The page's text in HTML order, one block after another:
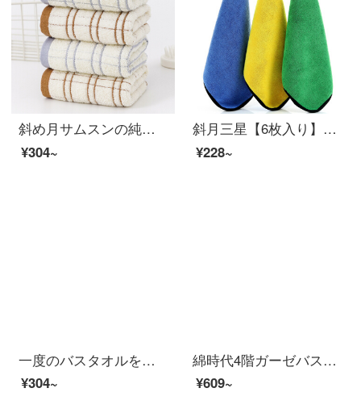
斜め月サムスンの純綿のタオルは全綿のタオルを吸い込んで、顔を洗って4条が流星雨のタオルを詰めます。
¥304~
斜月三星【6枚入り】多機能洗車タオル磨き手ぬぐい布厚くて吸水できない【3枚入り】サンゴ拭きタオル
¥228~
一度のバスタオルを使用して、家庭用スポーツアウトドア綿を厚めにして、速乾タオルを3つ包装してください。
¥304~
綿時代4階ガーゼバスタオル綿家庭用吸水速乾風呂乳児標準男女蕾粉90 cm×160 cm（ストレッチサイズ）
¥609~